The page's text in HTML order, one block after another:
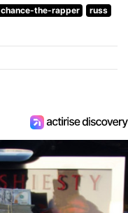
chance-the-rapper
russ